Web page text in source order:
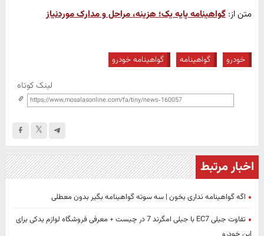
متن از: گواهینامه پایه یک؛ هزینه، مراحل و مدارک موردنیاز
خودرو گواهینامه گواهینامه خودرو
لینک کوتاه
اخبار مرتبط
اگه گواهینامه نداری بخون | سه سوته گواهینامه بگیر بدون معطلی
تفاوت جیلی EC7 با جیلی امگرند 7 در چیست + معرفی فروشگاه لوازم یدکی برای